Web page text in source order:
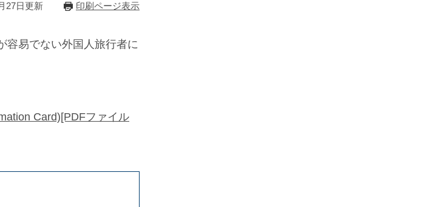
27日更新 印刷ページ表示
容易でない外国人旅行者に
Card)[PDFファイル